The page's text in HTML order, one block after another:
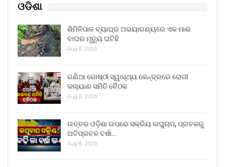
ଓଡିଶା
ଶିମିଳିପାଳ ବ୍ୟାଘ୍ର ଅଭୟାରଣ୍ୟରେ ଏକ ମାଈ
ବାଘର ମୃତ୍ୟୁ ଘଟିଛି
Aug 8, 2026
ଗଣିଆ ଗୋଷ୍ଠୀ ସ୍ୱାସ୍ଥ୍ୟ କେନ୍ଦ୍ରରେ ରୋଗୀ
କଲ୍ୟାଣ ସମିତି ବୈଠକ
Aug 8, 2026
ଉତ୍ତର ଓଡ଼ିଶା ଉପରେ ସକ୍ରିୟ ଲଘୁଚାପ, ପ୍ରବଳରୁ
ଅତିପ୍ରବଳ ବର୍ଷା…
Aug 8, 2026